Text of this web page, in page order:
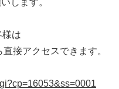
します。
様は
接アクセスできます。